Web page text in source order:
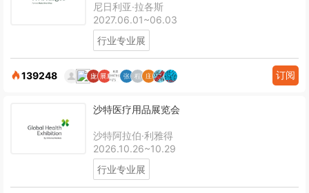
尼日利亚·拉各斯
2027.06.01~06.03
行业专业展
139248 订阅
沙特医疗用品展览会
沙特阿拉伯·利雅得
2026.10.26~10.29
行业专业展